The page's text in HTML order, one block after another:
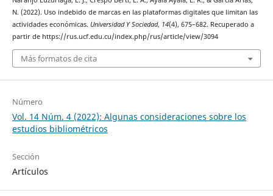
N. (2022). Uso indebido de marcas en las plataformas digitales que limitan las
actividades económicas. Universidad Y Sociedad, 14(4), 675–682. Recuperado a
partir de https://rus.ucf.edu.cu/index.php/rus/article/view/3094
Más formatos de cita
Número
Vol. 14 Núm. 4 (2022): Algunas consideraciones sobre los
estudios bibliométricos
Sección
Artículos